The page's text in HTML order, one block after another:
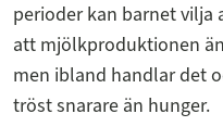
perioder kan barnet vilja
att mjölkproduktionen
men ibland handlar det
tröst snarare än hunger.